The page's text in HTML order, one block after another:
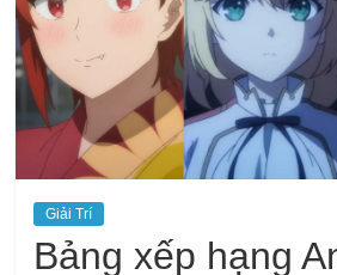
Giải Trí
Bảng xếp hạng